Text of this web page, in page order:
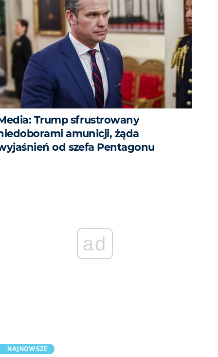
Trump sfrustrowany
amunicji, żąda
od szefa Pentagonu
ad
NAJNOWSZE